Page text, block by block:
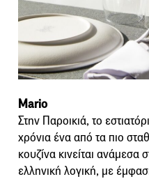
Mario
Στην Παροικιά, το
χρόνια ένα από τα πιο
κουζίνα κινείται ανάμεσα
ελληνική λογική, με